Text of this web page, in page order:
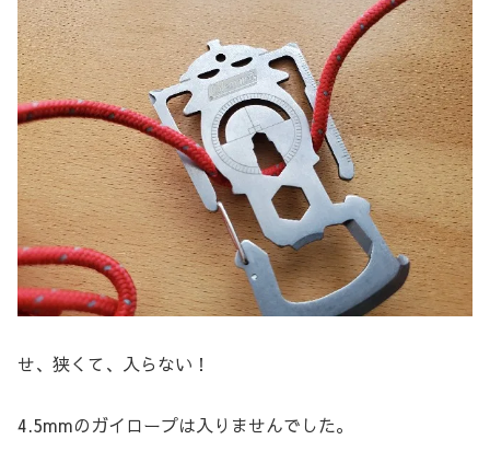
せ、狭くて、入らない！
4.5mmのガイロープは入りませんでした。